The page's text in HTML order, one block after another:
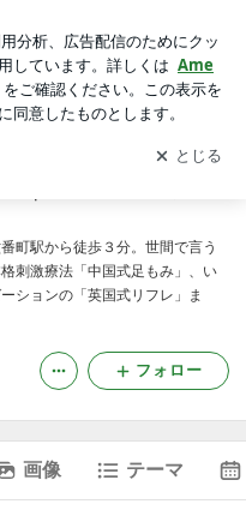
新通知
を受け取りまし
開く
町駅から徒歩３分。世間で言う
刺激療法「中国式足もみ」、い
ションの「英国式リフレ」ま
フォロー
画像 テーマ